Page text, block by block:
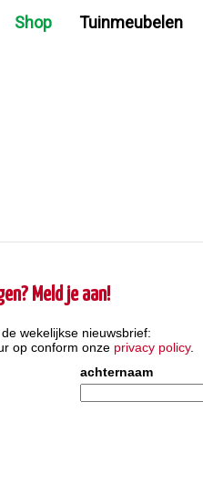
Shop Tuinmeubelen
Meld je aan!
wekelijkse nieuwsbrief:
op conform onze privacy policy.
achternaam